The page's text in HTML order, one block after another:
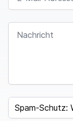
NACHRICHT
SPAM CAPTCHA